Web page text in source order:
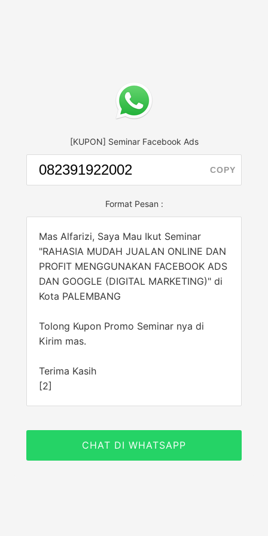
[KUPON] Seminar Facebook Ads
COPY
Format Pesan :
Mas Alfarizi, Saya Mau Ikut Seminar
"RAHASIA MUDAH JUALAN ONLINE DAN
PROFIT MENGGUNAKAN FACEBOOK ADS
DAN GOOGLE (DIGITAL MARKETING)" di
Kota PALEMBANG
Tolong Kupon Promo Seminar nya di
Kirim mas.
Terima Kasih
[2]
CHAT DI WHATSAPP